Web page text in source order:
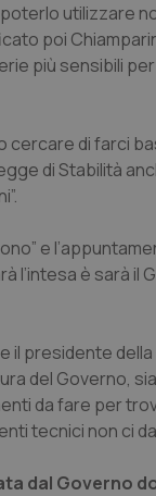
utilizzare
poi
più sensibili
di farci
di Stabilità
e
l’intesa è sarà
presidente
del Governo,
da fare per
tecnici non ci
dal Governo